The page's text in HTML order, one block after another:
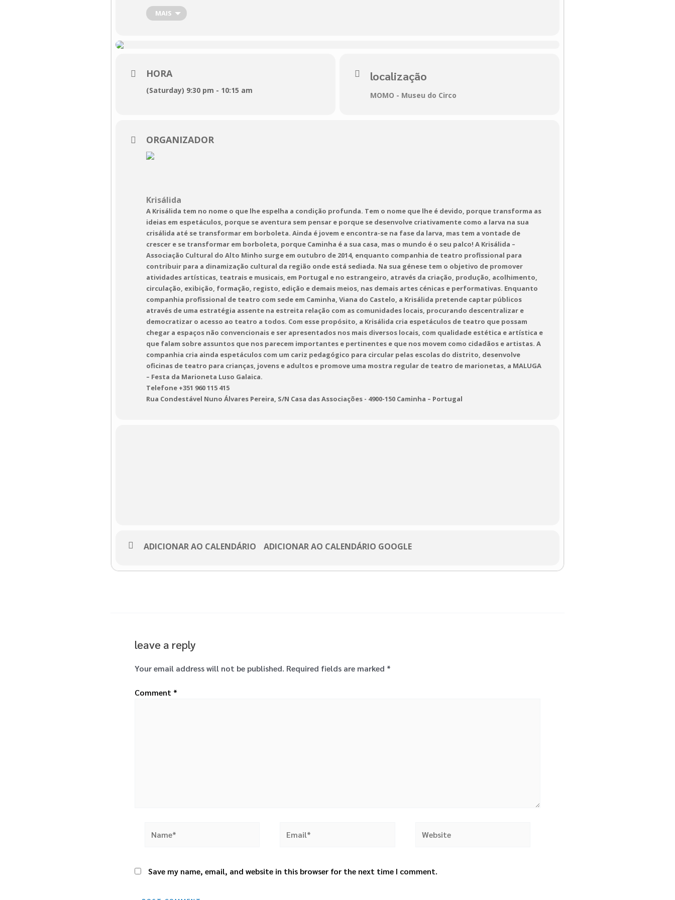
resíduos acumulados no fundo do mar, unindo os seus habitantes na procura de um benefício comum.
MOMO · Museu do Circo - Lousã
MAIS
HORA
(Saturday) 9:30 pm - 10:15 am
localização
MOMO - Museu do Circo
ORGANIZADOR
Krisálida
A Krisálida tem no nome o que lhe espelha a condição profunda. Tem o nome que lhe é devido, porque transforma as
ideias em espetáculos, porque se aventura sem pensar e porque se desenvolve criativamente como a larva na sua
crisálida até se transformar em borboleta. Ainda é jovem e encontra-se na fase da larva, mas tem a vontade de
crescer e se transformar em borboleta, porque Caminha é a sua casa, mas o mundo é o seu palco! A Krisálida –
Associação Cultural do Alto Minho surge em outubro de 2014, enquanto companhia de teatro profissional para
contribuir para a dinamização cultural da região onde está sediada. Na sua génese tem o objetivo de promover
atividades artísticas, teatrais e musicais, em Portugal e no estrangeiro, através da criação, produção, acolhimento,
circulação, exibição, formação, registo, edição e demais meios, nas demais artes cénicas e performativas. Enquanto
companhia profissional de teatro com sede em Caminha, Viana do Castelo, a Krisálida pretende captar públicos
através de uma estratégia assente na estreita relação com as comunidades locais, procurando descentralizar e
democratizar o acesso ao teatro a todos. Com esse propósito, a Krisálida cria espetáculos de teatro que possam
chegar a espaços não convencionais e ser apresentados nos mais diversos locais, com qualidade estética e artística e
que falam sobre assuntos que nos parecem importantes e pertinentes e que nos movem como cidadãos e artistas. A
companhia cria ainda espetáculos com um cariz pedagógico para circular pelas escolas do distrito, desenvolve
oficinas de teatro para crianças, jovens e adultos e promove uma mostra regular de teatro de marionetas, a MALUGA
– Festa da Marioneta Luso Galaica.
Telefone +351 960 115 415
Rua Condestável Nuno Álvares Pereira, S/N Casa das Associações - 4900-150 Caminha – Portugal
ADICIONAR AO CALENDÁRIO ADICIONAR AO CALENDÁRIO GOOGLE
leave a reply
Your email address will not be published. Required fields are marked *
Comment *
Save my name, email, and website in this browser for the next time I comment.